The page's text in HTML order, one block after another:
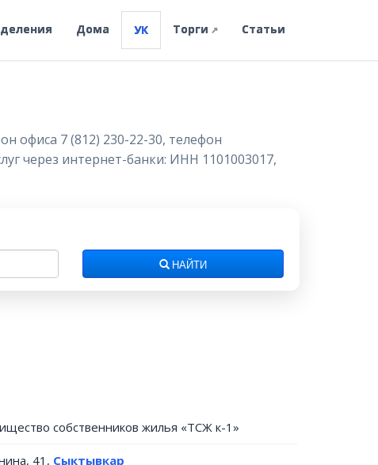
Дома УК Торги ↗ Статьи
офиса 7 (812) 230-22-30, телефон
через интернет-банки: ИНН 1101003017,
НАЙТИ
собственников жилья «ТСЖ к-1»
41, Сыктывкар